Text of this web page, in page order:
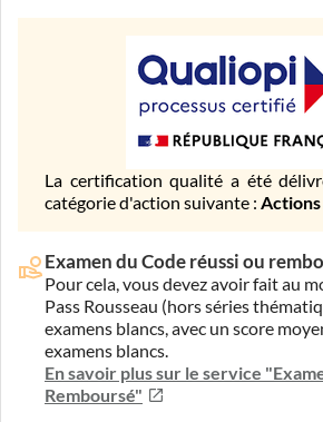
La certification qualité a été
catégorie d'action suivante :
Examen du Code réussi ou
Pour cela, vous devez avoir fait au
Pass Rousseau (hors séries
examens blancs, avec un score
examens blancs.
En savoir plus sur le service
Remboursé"